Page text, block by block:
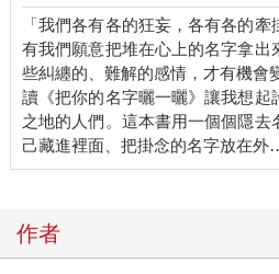
「我們各有各的狂妄，各有各的
有我們願意把堆在心上的名字拿出
些糾纏的、難解的感情，才有機會
讀《把你的名字曬一曬》讓我想起
之地的人們。這本書用一個個隱去
己藏進裡面、把掛念的名字放在外
作者